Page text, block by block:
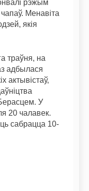
рэжым
Менавіта
якія
траўня, на
адбылася
актывістаў,
У
20 чалавек.
сабрацца 10-